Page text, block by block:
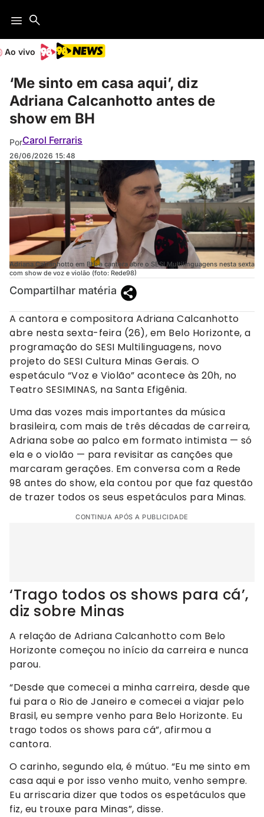
Ao vivo
‘Me sinto em casa aqui’, diz
Adriana Calcanhotto antes de
show em BH
PorCarol Ferraris
26/06/2026 15:48
Adriana Calcanhotto em BH: a cantora abre o SESI Multilinguagens nesta sexta
com show de voz e violão (foto: Rede98)
Compartilhar matéria
A cantora e compositora Adriana Calcanhotto
abre nesta sexta-feira (26), em Belo Horizonte, a
programação do SESI Multilinguagens, novo
projeto do SESI Cultura Minas Gerais. O
espetáculo “Voz e Violão” acontece às 20h, no
Teatro SESIMINAS, na Santa Efigênia.
Uma das vozes mais importantes da música
brasileira, com mais de três décadas de carreira,
Adriana sobe ao palco em formato intimista — só
ela e o violão — para revisitar as canções que
marcaram gerações. Em conversa com a Rede
98 antes do show, ela contou por que faz questão
de trazer todos os seus espetáculos para Minas.
CONTINUA APÓS A PUBLICIDADE
‘Trago todos os shows para cá’,
diz sobre Minas
A relação de Adriana Calcanhotto com Belo
Horizonte começou no início da carreira e nunca
parou.
“Desde que comecei a minha carreira, desde que
fui para o Rio de Janeiro e comecei a viajar pelo
Brasil, eu sempre venho para Belo Horizonte. Eu
trago todos os shows para cá”, afirmou a
cantora.
O carinho, segundo ela, é mútuo. “Eu me sinto em
casa aqui e por isso venho muito, venho sempre.
Eu arriscaria dizer que todos os espetáculos que
fiz, eu trouxe para Minas”, disse.